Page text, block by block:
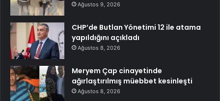
Ağustos 9, 2026
CHP’de Butlan Yönetimi 12 ile atama
yapıldığını açıkladı
Ağustos 8, 2026
Meryem Çap cinayetinde
ağırlaştırılmış müebbet kesinleşti
Ağustos 8, 2026